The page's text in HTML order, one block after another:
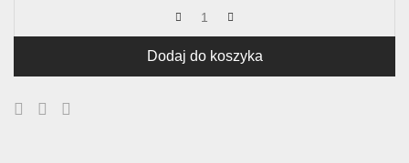
Dodaj do koszyka